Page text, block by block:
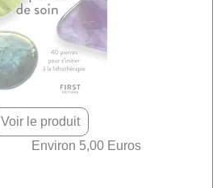
Voir le produit
Environ 5,00 Euros